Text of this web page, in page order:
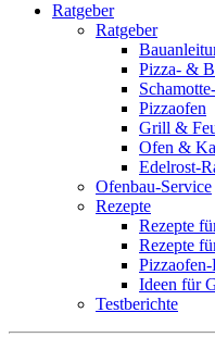
Ratgeber
Ratgeber
Pizza- &
Pizzaofen
Grill &
Ofen &
Edelrost-
Ofenbau-Service
Rezepte
Rezepte
Rezepte
Pizzaofen-
Ideen für
Testberichte